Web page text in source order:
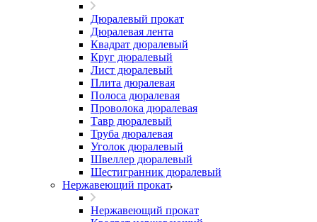
Дюралевый прокат
Дюралевая лента
Квадрат дюралевый
Круг дюралевый
Лист дюралевый
Плита дюралевая
Полоса дюралевая
Проволока дюралевая
Тавр дюралевый
Труба дюралевая
Уголок дюралевый
Швеллер дюралевый
Шестигранник дюралевый
Нержавеющий прокат
Нержавеющий прокат